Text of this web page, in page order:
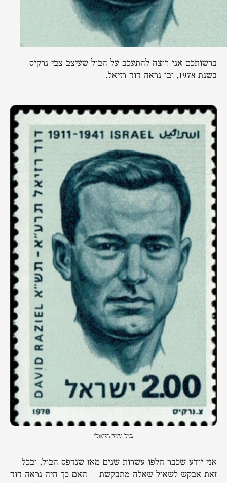
ברשותכם אני רוצה להתעכב על הבול שעיצב צבי נרקיס
בשנת 1978, ובו נראה דוד רזיאל.
בול 'דוד רזיאל'
אני יודע שכבר חלפו עשרות שנים מאז שנדפס הבול, ובכל
זאת אבקש לשאול שאלה מתבקשת – האם כך היה נראה דוד